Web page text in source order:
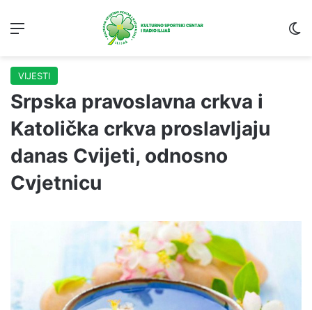
VIJESTI
Srpska pravoslavna crkva i
Katolička crkva proslavljaju
danas Cvijeti, odnosno
Cvjetnicu